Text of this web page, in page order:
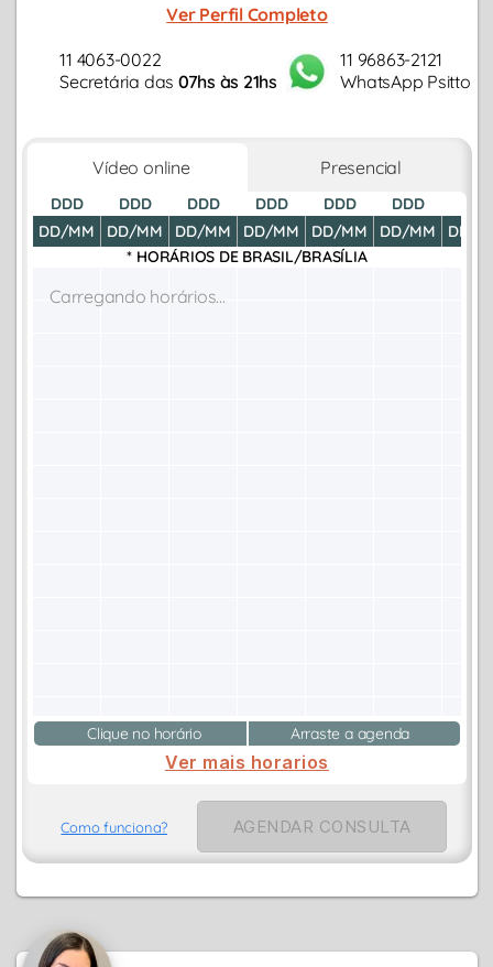
conflitos próprios da idade).Ver Perfil Completo
11 4063-0022
Secretária das 07hs às 21hs
11 96863-2121
WhatsApp Psitto
Vídeo online Presencial
DDD
DD/MM
DDD
DD/MM
DDD
DD/MM
DDD
DD/MM
DDD
DD/MM
DDD
DD/MM
DD/
* HORÁRIOS DE BRASIL/BRASÍLIA
Carregando horários...
Clique no horário Arraste a agenda
Ver mais horarios
Como funciona? AGENDAR CONSULTA